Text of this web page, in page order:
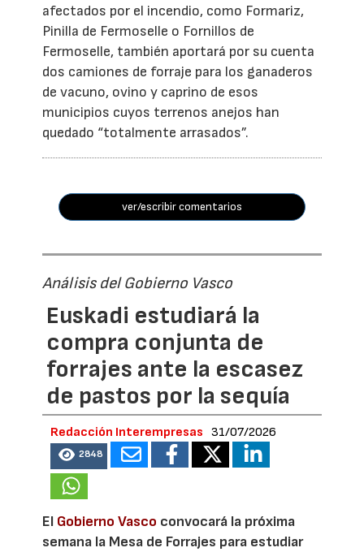
afectados por el incendio, como Formariz,
Pinilla de Fermoselle o Fornillos de
Fermoselle, también aportará por su cuenta
dos camiones de forraje para los ganaderos
de vacuno, ovino y caprino de esos
municipios cuyos terrenos anejos han
quedado “totalmente arrasados”.
ver/escribir comentarios
Análisis del Gobierno Vasco
Euskadi estudiará la
compra conjunta de
forrajes ante la escasez
de pastos por la sequía
Redacción Interempresas 31/07/2026
2848
El Gobierno Vasco convocará la próxima
semana la Mesa de Forrajes para estudiar